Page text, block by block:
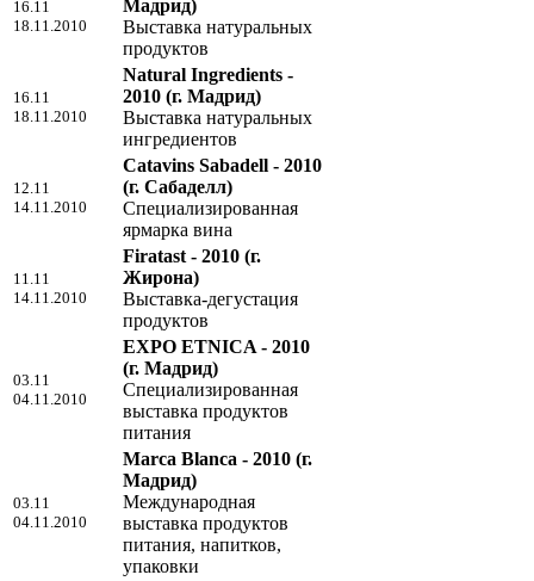
16.11
18.11.2010
Мадрид)
Выставка натуральных
продуктов
16.11
18.11.2010
Natural Ingredients -
2010 (г. Мадрид)
Выставка натуральных
ингредиентов
12.11
14.11.2010
Catavins Sabadell - 2010
(г. Сабаделл)
Специализированная
ярмарка вина
11.11
14.11.2010
Firatast - 2010 (г.
Жирона)
Выставка-дегустация
продуктов
03.11
04.11.2010
EXPO ETNICA - 2010
(г. Мадрид)
Специализированная
выставка продуктов
питания
03.11
04.11.2010
Marca Blanca - 2010 (г.
Мадрид)
Международная
выставка продуктов
питания, напитков,
упаковки